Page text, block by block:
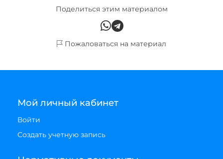
Поделиться этим материалом
Пожаловаться на материал
Мой личный кабинет
Войти
Создать учетную запись